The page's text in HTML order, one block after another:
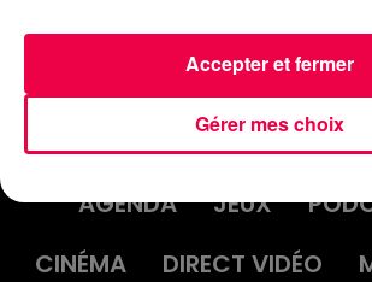
ACCUEIL INFOS
AGENDA
JEUX
CINÉMA
DIRECT VIDÉO
Gérer mes choix
Accepter et fermer